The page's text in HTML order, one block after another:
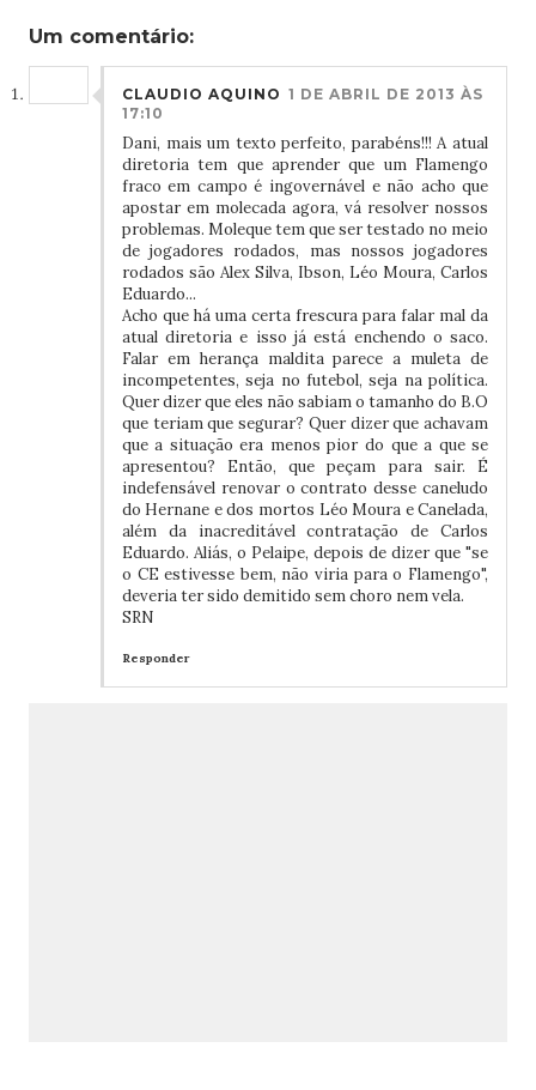
Um comentário:
CLAUDIO AQUINO 1 DE ABRIL DE 2013 ÀS
17:10
Dani, mais um texto perfeito, parabéns!!! A atual
diretoria tem que aprender que um Flamengo
fraco em campo é ingovernável e não acho que
apostar em molecada agora, vá resolver nossos
problemas. Moleque tem que ser testado no meio
de jogadores rodados, mas nossos jogadores
rodados são Alex Silva, Ibson, Léo Moura, Carlos
Eduardo...
Acho que há uma certa frescura para falar mal da
atual diretoria e isso já está enchendo o saco.
Falar em herança maldita parece a muleta de
incompetentes, seja no futebol, seja na política.
Quer dizer que eles não sabiam o tamanho do B.O
que teriam que segurar? Quer dizer que achavam
que a situação era menos pior do que a que se
apresentou? Então, que peçam para sair. É
indefensável renovar o contrato desse caneludo
do Hernane e dos mortos Léo Moura e Canelada,
além da inacreditável contratação de Carlos
Eduardo. Aliás, o Pelaipe, depois de dizer que "se
o CE estivesse bem, não viria para o Flamengo",
deveria ter sido demitido sem choro nem vela.
SRN
Responder